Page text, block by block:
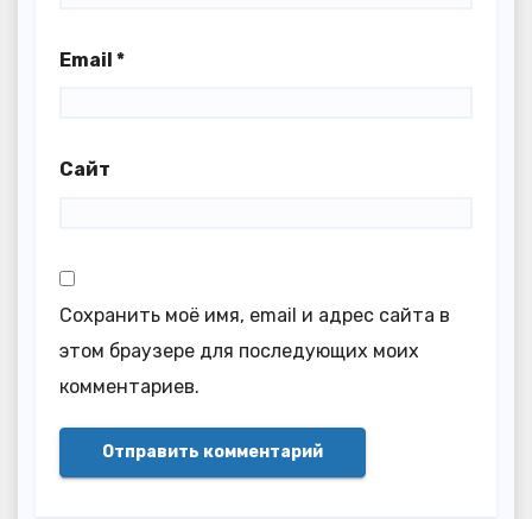
Email *
Сайт
Сохранить моё имя, email и адрес сайта в
этом браузере для последующих моих
комментариев.